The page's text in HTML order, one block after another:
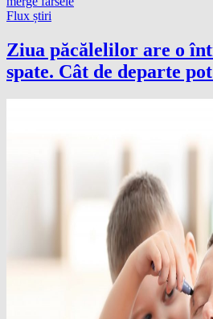
Flux știri
Ziua păcălelilor are o
spate. Cât de departe